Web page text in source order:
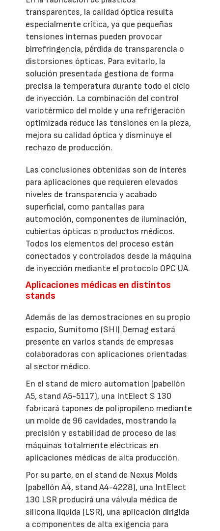
transparentes, la calidad óptica resulta
especialmente crítica, ya que pequeñas
tensiones internas pueden provocar
birrefringencia, pérdida de transparencia o
distorsiones ópticas. Para evitarlo, la
solución presentada gestiona de forma
precisa la temperatura durante todo el ciclo
de inyección. La combinación del control
variotérmico del molde y una refrigeración
optimizada reduce las tensiones en la pieza,
mejora su calidad óptica y disminuye el
rechazo de producción.
Las conclusiones obtenidas son de interés
para aplicaciones que requieren elevados
niveles de transparencia y acabado
superficial, como pantallas para
automoción, componentes de iluminación,
cubiertas ópticas o productos médicos.
Todos los elementos del proceso están
conectados y controlados desde la máquina
de inyección mediante el protocolo OPC UA.
Aplicaciones médicas en distintos
stands
Además de las demostraciones en su propio
espacio, Sumitomo (SHI) Demag estará
presente en varios stands de empresas
colaboradoras con aplicaciones orientadas
al sector médico.
En el stand de micro automation (pabellón
A5, stand A5-5117), una IntElect S 130
fabricará tapones de polipropileno mediante
un molde de 96 cavidades, mostrando la
precisión y estabilidad de proceso de las
máquinas totalmente eléctricas en
aplicaciones médicas de alta producción.
Por su parte, en el stand de Nexus Molds
(pabellón A4, stand A4-4228), una IntElect
130 LSR producirá una válvula médica de
silicona líquida (LSR), una aplicación dirigida
a componentes de alta exigencia para